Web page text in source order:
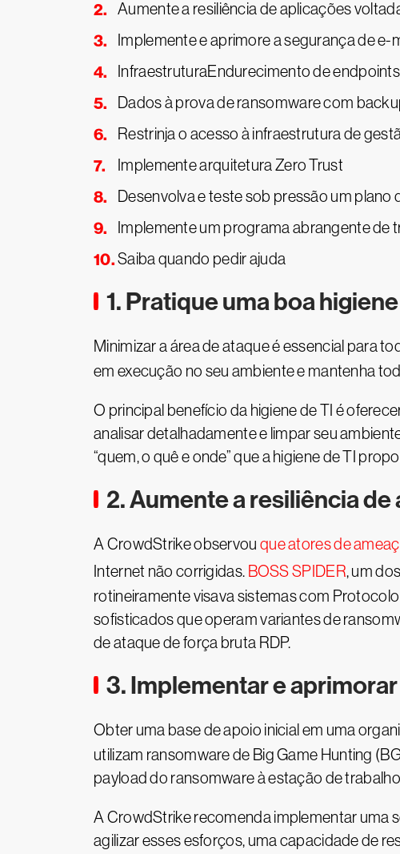
Aumente a resiliência de aplicações
Implemente e aprimore a segurança de e-
InfraestruturaEndurecimento de endpoints
Dados à prova de ransomware com
Restrinja o acesso à infraestrutura de
Implemente arquitetura Zero Trust
Desenvolva e teste sob pressão um plano
Implemente um programa abrangente de
Saiba quando pedir ajuda
1. Pratique uma boa
Minimizar a área de ataque é essencial para
em execução no seu ambiente e mantenha
O principal benefício da higiene de TI é
analisar detalhadamente e limpar seu
“quem, o quê e onde” que a higiene de TI
2. Aumente a resiliência
A CrowdStrike observou que atores de
Internet não corrigidas. BOSS SPIDER, um
rotineiramente visava sistemas com
sofisticados que operam variantes de
de ataque de força bruta RDP.
3. Implementar e
Obter uma base de apoio inicial em uma
utilizam ransomware de Big Game Hunting
payload do ransomware à estação de
A CrowdStrike recomenda implementar uma
agilizar esses esforços, uma capacidade de